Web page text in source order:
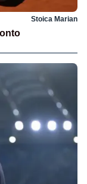
Stoica Marian